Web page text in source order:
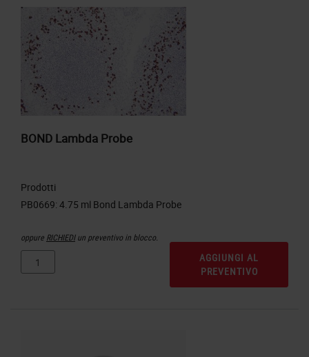
BOND Lambda Probe
Prodotti
oppure RICHIEDIun preventivo in blocco.
AGGIUNGI AL
PREVENTIVO